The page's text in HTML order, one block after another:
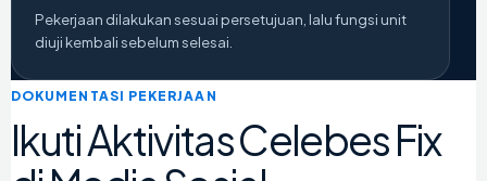
Pekerjaan dilakukan sesuai persetujuan, lalu fungsi unit
diuji kembali sebelum selesai.
DOKUMENTASI PEKERJAAN
Ikuti Aktivitas Celebes Fix